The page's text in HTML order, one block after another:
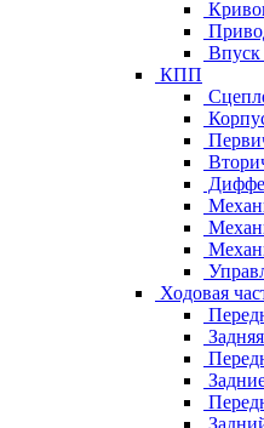
КПП
Ходовая